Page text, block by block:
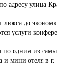
адресу улица
люкса до
услуги
по одним из
и мини отеля в г.